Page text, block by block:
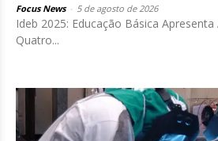
Focus News 5 de agosto de 2026
Ideb 2025: Educação Básica
Quatro...